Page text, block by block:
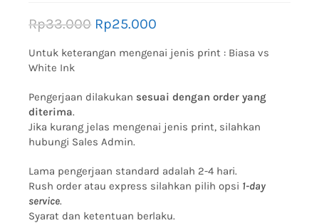
Rp33.000 Rp25.000
Untuk keterangan mengenai jenis print : Biasa vs
White Ink
Pengerjaan dilakukan sesuai dengan order yang
diterima.
Jika kurang jelas mengenai jenis print, silahkan
hubungi Sales Admin.
Lama pengerjaan standard adalah 2-4 hari.
Rush order atau express silahkan pilih opsi 1-day
service.
Syarat dan ketentuan berlaku.